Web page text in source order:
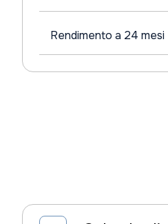
Rendimento a 24 mesi